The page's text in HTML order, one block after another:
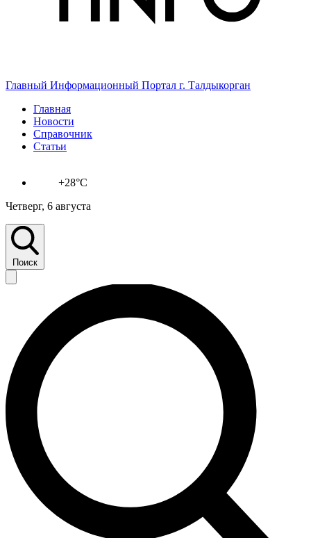
Главный Информационный Портал г. Талдыкорган
Главная
Новости
Справочник
Статьи
+28°C
Четверг, 6 августа
Поиск